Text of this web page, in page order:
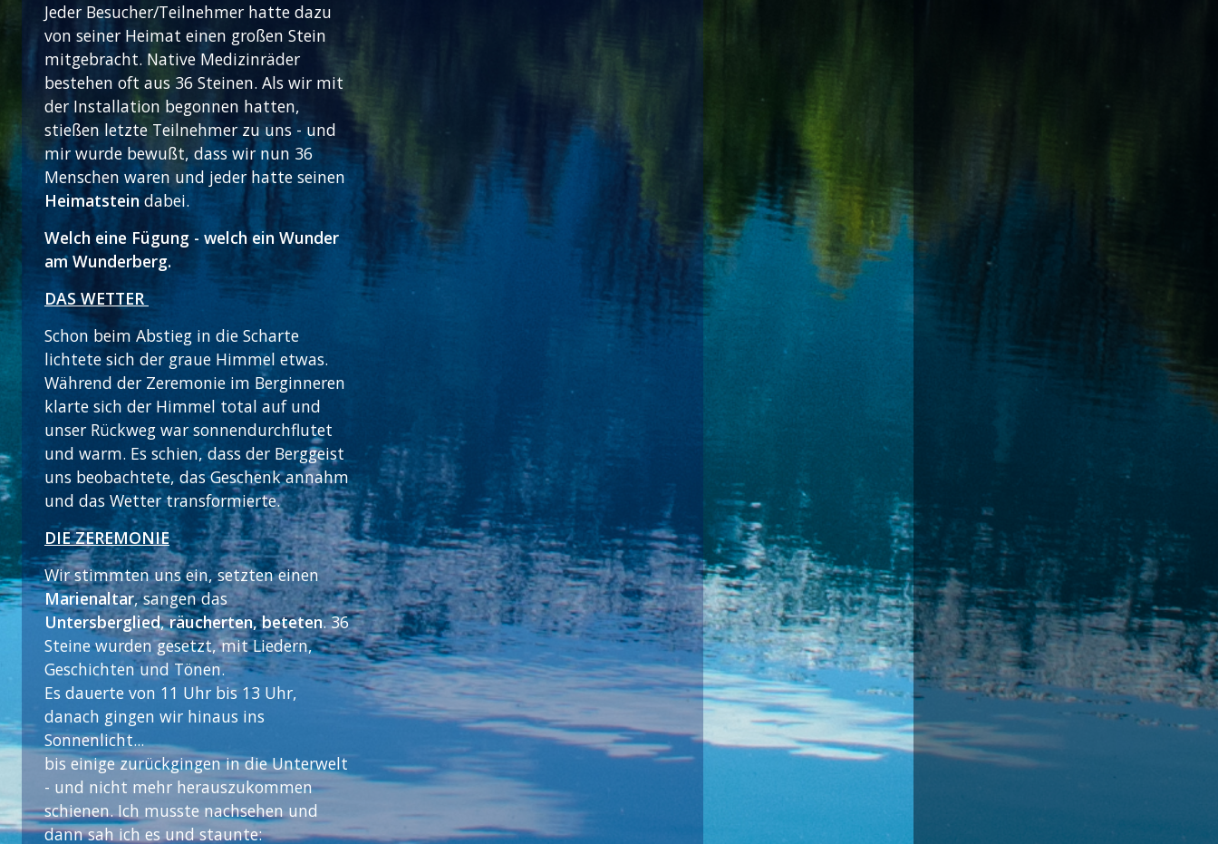
Jeder Besucher/Teilnehmer hatte dazu
von seiner Heimat einen großen Stein
mitgebracht. Native Medizinräder
bestehen oft aus 36 Steinen. Als wir mit
der Installation begonnen hatten,
stießen letzte Teilnehmer zu uns - und
mir wurde bewußt, dass wir nun 36
Menschen waren und jeder hatte seinen
Heimatstein dabei.
Welch eine Fügung - welch ein Wunder
am Wunderberg.
DAS WETTER
Schon beim Abstieg in die Scharte
lichtete sich der graue Himmel etwas.
Während der Zeremonie im Berginneren
klarte sich der Himmel total auf und
unser Rückweg war sonnendurchflutet
und warm. Es schien, dass der Berggeist
uns beobachtete, das Geschenk annahm
und das Wetter transformierte.
DIE ZEREMONIE
Wir stimmten uns ein, setzten einen
Marienaltar, sangen das
Untersberglied,räucherten, beteten. 36
Steine wurden gesetzt, mit Liedern,
Geschichten und Tönen.
Es dauerte von 11 Uhr bis 13 Uhr,
danach gingen wir hinaus ins
Sonnenlicht...
bis einige zurückgingen in die Unterwelt
- und nicht mehr herauszukommen
schienen. Ich musste nachsehen und
dann sah ich es und staunte: